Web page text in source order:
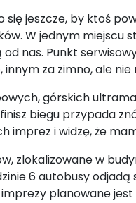
się jeszcze, by ktoś
W jednym miejscu
nas. Punkt
innym za zimno, ale
górskich
biegu przypada
imprez i widzę, że
zlokalizowane w
6 autobusy odjadą
planowane jest